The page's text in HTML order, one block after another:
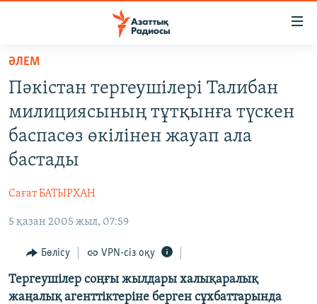
Skip
main
content
Skip
main
Skip
to
AZATTYQTV
ҚАҢТАР ОҚИҒАСЫ
ӘЛЕМ
АРНАЙЫ ЖОБАЛАР
Русский
ӘЛЕМ
Пәкістан тергеушілері Талибан
милициясының тұтқынға түскен
баспасөз өкілінен жауап ала
бастады
Сағат БАТЫРХАН
5 қазан 2005 жыл, 07:59
Бөлісу VPN-сіз оқу
Тергеушілер соңғы жылдары халықаралық
жаңалық агенттіктеріне берген сұхбаттарында